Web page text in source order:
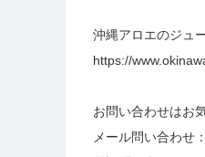
沖縄アロエのジュ
https://
お問い合わせはお
メール問い合わせ：